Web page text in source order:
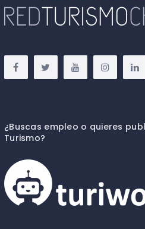
¿Buscas empleo o quieres
Turismo?